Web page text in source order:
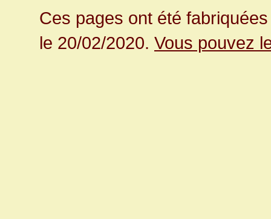
Ces pages ont été
le 20/02/2020. Vous pouvez